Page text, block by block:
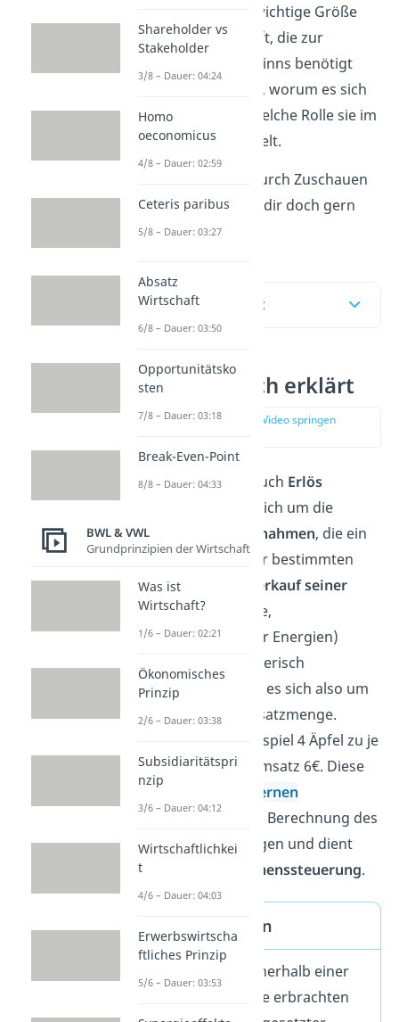
Der Umsatz ist eine wichtige Größe
der Betriebswirtschaft, die zur
Berechnung des Gewinns benötigt
wird. Wir erklären dir, worum es sich
bei ihr handelt und welche Rolle sie im
Rechnungswesen spielt.
Dir fällt das Lernen durch Zuschauen
leichter? Dann schau dir doch gern
unser Videoan!
Inhaltsübersicht
Umsatz einfach erklärt
zur Stelle im Video springen
BeimUmsatz, oder auch Erlös
genannt, handelt es sich um die
Gesamtheit aller Einnahmen, die ein
Unternehmen in einer bestimmten
Periode durch den
Verkauf seiner
Leistungen(Produkte,
Dienstleistungen oder Energien)
erwirtschaftet. Rechnerisch
ausgedrückt, handelt es sich also um
den Preis mal der Absatzmenge.
Verkaufst du zum Beispiel 4 Äpfel zu je
1,50€, beträgt dein Umsatz 6€. Diese
Kennzahl wird im
internen
Rechnungswesen
zur Berechnung des
Gewinnsherangezogen und dient
somit der
Unternehmenssteuerung.
Umsatz Definition
Gesamtwert der innerhalb einer
bestimmten Periode erbrachten
Shareholder vs
Stakeholder
3/8 – Dauer: 04:24
Homo
oeconomicus
4/8 – Dauer: 02:59
Ceteris paribus
5/8 – Dauer: 03:27
Absatz
Wirtschaft
6/8 – Dauer: 03:50
Opportunitätsko
sten
7/8 – Dauer: 03:18
Break-Even-Point
8/8 – Dauer: 04:33
BWL & VWL
Grundprinzipien der Wirtschaft
Was ist
Wirtschaft?
1/6 – Dauer: 02:21
Ökonomisches
Prinzip
2/6 – Dauer: 03:38
Subsidiaritätspri
nzip
3/6 – Dauer: 04:12
Wirtschaftlichkei
t
4/6 – Dauer: 04:03
Erwerbswirtscha
ftliches Prinzip
5/6 – Dauer: 03:53